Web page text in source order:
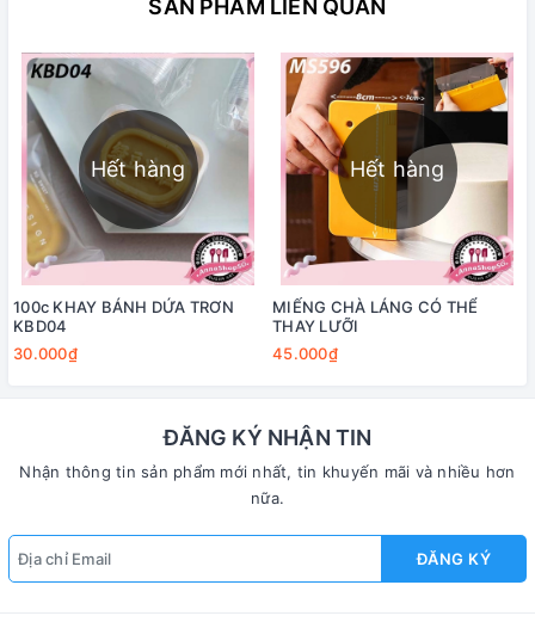
SẢN PHẨM LIÊN QUAN
Hết hàng
100c KHAY BÁNH DỨA TRƠN
KBD04
30.000₫
Hết hàng
MIẾNG CHÀ LÁNG CÓ THỂ
THAY LƯỠI
45.000₫
ĐĂNG KÝ NHẬN TIN
Nhận thông tin sản phẩm mới nhất, tin khuyến mãi và nhiều hơn
nữa.
ĐĂNG KÝ